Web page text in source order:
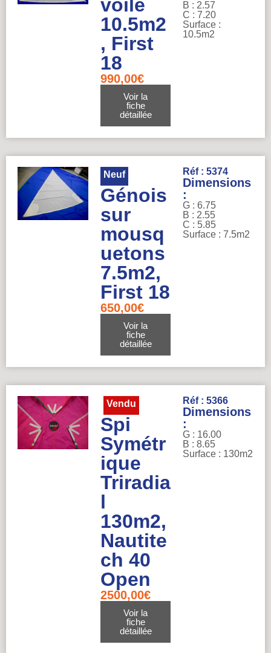
voile
10.5m2
, First
18
990,00€
Voir la
fiche
détaillée
B : 2.57
C : 7.20
Surface :
10.5m2
Neuf
Génois
sur
mousq
uetons
7.5m2,
First 18
650,00€
Voir la
fiche
détaillée
Réf : 5374
Dimensions
:
G : 6.75
B : 2.55
C : 5.85
Surface : 7.5m2
Vendu
Spi
Symétr
ique
Triradia
l
130m2,
Nautite
ch 40
Open
2500,00€
Voir la
fiche
détaillée
Réf : 5366
Dimensions
:
G : 16.00
B : 8.65
Surface : 130m2